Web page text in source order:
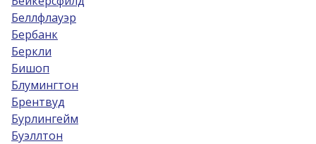
Беллфлауэр
Бербанк
Беркли
Бишоп
Блумингтон
Брентвуд
Бурлингейм
Буэллтон